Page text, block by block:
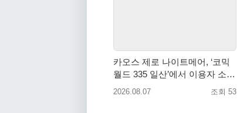
카오스 제로 나이트메어, ‘코믹
월드 335 일산’에서 이용자 소통
예고
2026.08.07 조회 53